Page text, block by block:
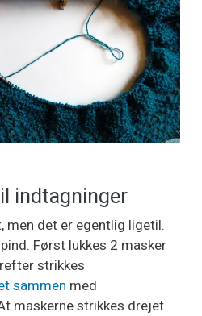
indtagninger
men det er egentlig ligetil.
Først lukkes 2 masker
strikkes
sammen med
maskerne strikkes drejet